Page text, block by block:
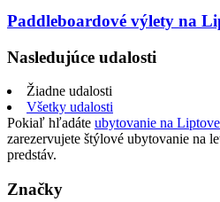
Paddleboardové výlety na
Nasledujúce udalosti
Žiadne udalosti
Všetky udalosti
Pokiaľ hľadáte ubytovanie na Liptove
zarezervujete štýlové ubytovanie na
predstáv.
Značky